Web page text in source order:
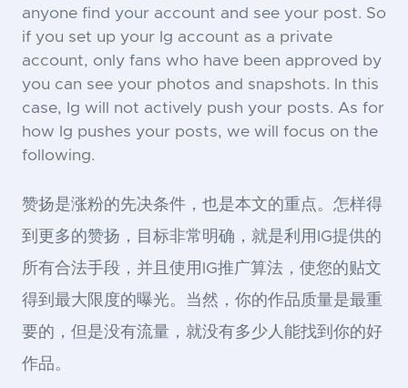
anyone find your account and see your post. So
if you set up your Ig account as a private
account, only fans who have been approved by
you can see your photos and snapshots. In this
case, Ig will not actively push your posts. As for
how Ig pushes your posts, we will focus on the
following.
赞扬是涨粉的先决条件，也是本文的重点。怎样得
到更多的赞扬，目标非常明确，就是利用IG提供的
所有合法手段，并且使用IG推广算法，使您的贴文
得到最大限度的曝光。当然，你的作品质量是最重
要的，但是没有流量，就没有多少人能找到你的好
作品。